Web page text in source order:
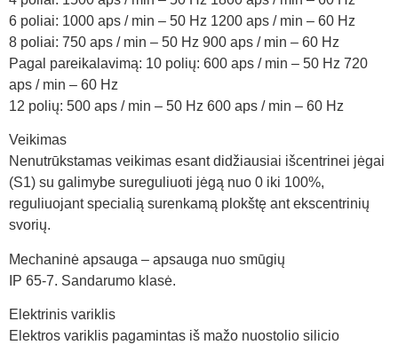
6 poliai: 1000 aps / min – 50 Hz 1200 aps / min – 60 Hz
8 poliai: 750 aps / min – 50 Hz 900 aps / min – 60 Hz
Pagal pareikalavimą: 10 polių: 600 aps / min – 50 Hz 720
aps / min – 60 Hz
12 polių: 500 aps / min – 50 Hz 600 aps / min – 60 Hz
Veikimas
Nenutrūkstamas veikimas esant didžiausiai išcentrinei jėgai
(S1) su galimybe sureguliuoti jėgą nuo 0 iki 100%,
reguliuojant specialią surenkamą plokštę ant ekscentrinių
svorių.
Mechaninė apsauga – apsauga nuo smūgių
IP 65-7. Sandarumo klasė.
Elektrinis variklis
Elektros variklis pagamintas iš mažo nuostolio silicio